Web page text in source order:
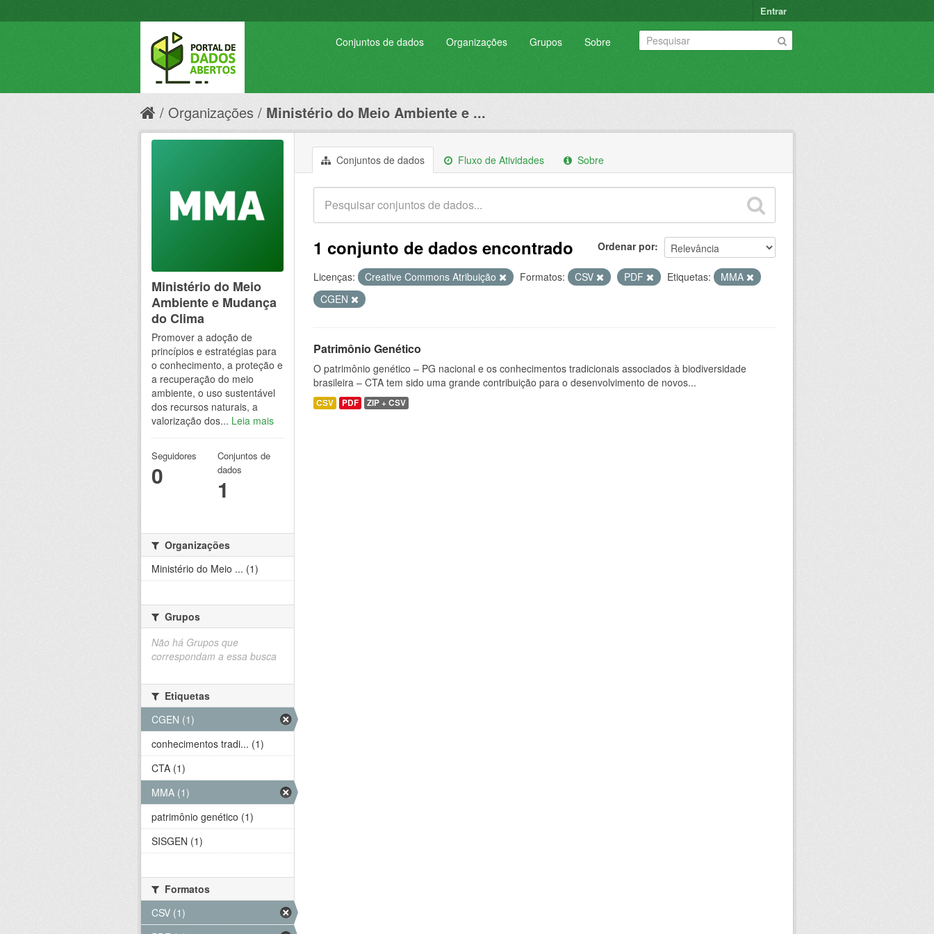
Entrar
Conjuntos de dados Organizações Grupos Sobre
Organizações Ministério do Meio Ambiente e ...
Conjuntos de dados Fluxo de Atividades Sobre
Ordenar por
1 conjunto de dados encontrado
Licenças: Creative Commons Atribuição Formatos: CSV PDF Etiquetas:
MMA
CGEN
Patrimônio Genético
O patrimônio genético – PG nacional e os conhecimentos tradicionais associados à biodiversidade
brasileira – CTA tem sido uma grande contribuição para o desenvolvimento de novos...
CSV PDF ZIP + CSV
Ministério do Meio
Ambiente e Mudança
do Clima
Promover a adoção de
princípios e estratégias para
o conhecimento, a proteção e
a recuperação do meio
ambiente, o uso sustentável
dos recursos naturais, a
valorização dos... Leia mais
Seguidores
0
Conjuntos de
dados
1
Organizações
Ministério do Meio ... (1)
Grupos
Não há Grupos que
correspondam a essa busca
Etiquetas
CGEN (1)
conhecimentos tradi... (1)
CTA (1)
MMA (1)
patrimônio genético (1)
SISGEN (1)
Formatos
CSV (1)